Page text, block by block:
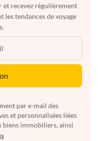
et recevez régulièrement
les tendances de voyage
par e-mail des
et personnalisées liées
biens immobiliers, ainsi